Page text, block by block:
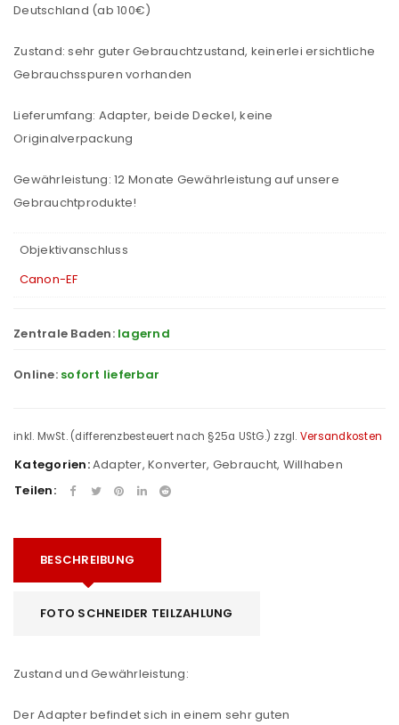
Deutschland (ab 100€)
Zustand: sehr guter Gebrauchtzustand, keinerlei ersichtliche
Gebrauchsspuren vorhanden
Lieferumfang: Adapter, beide Deckel, keine
Originalverpackung
Gewährleistung: 12 Monate Gewährleistung auf unsere
Gebrauchtprodukte!
Objektivanschluss
Canon-EF
Zentrale Baden: lagernd
Online: sofort lieferbar
inkl. MwSt. (differenzbesteuert nach §25a UStG.) zzgl. Versandkosten
Kategorien:Adapter, Konverter, Gebraucht, Willhaben
Teilen:
BESCHREIBUNG
FOTO SCHNEIDER TEILZAHLUNG
Zustand und Gewährleistung:
Der Adapter befindet sich in einem sehr guten